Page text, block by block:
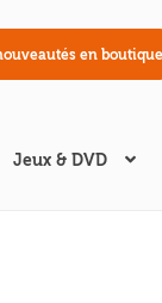
en boutique
Jeux & DVD